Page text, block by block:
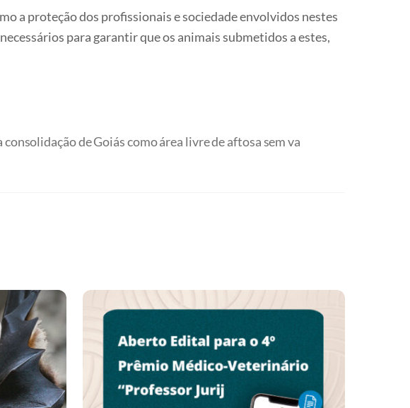
a proteção dos profissionais e sociedade envolvidos nestes
para garantir que os animais submetidos a estes,
de Goiás como área livre de aftosa sem va